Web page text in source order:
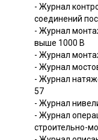
- Журнал
соединений
- Журнал
выше 1000 В
- Журнал
- Журнал
- Журнал
57
- Журнал
- Журнал
строительно-